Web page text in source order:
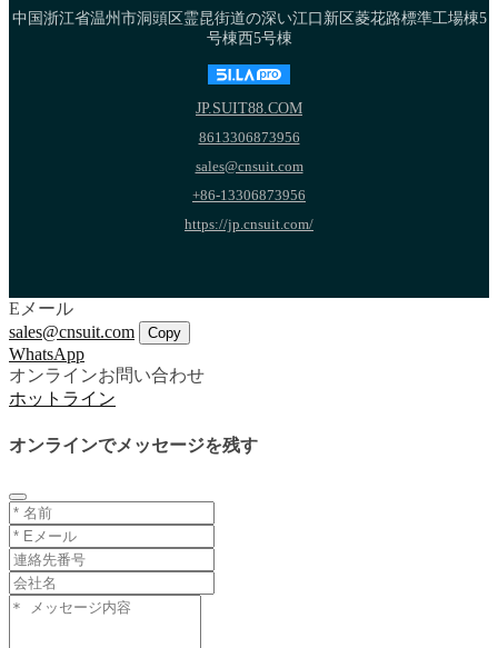
中国浙江省温州市洞頭区霊昆街道の深い江口新区菱花路標準工場棟5
号棟西5号棟
JP.SUIT88.COM
8613306873956
sales@cnsuit.com
+86-13306873956
https://jp.cnsuit.com/
Eメール
sales@cnsuit.com
Copy
WhatsApp
オンラインお問い合わせ
ホットライン
オンラインでメッセージを残す